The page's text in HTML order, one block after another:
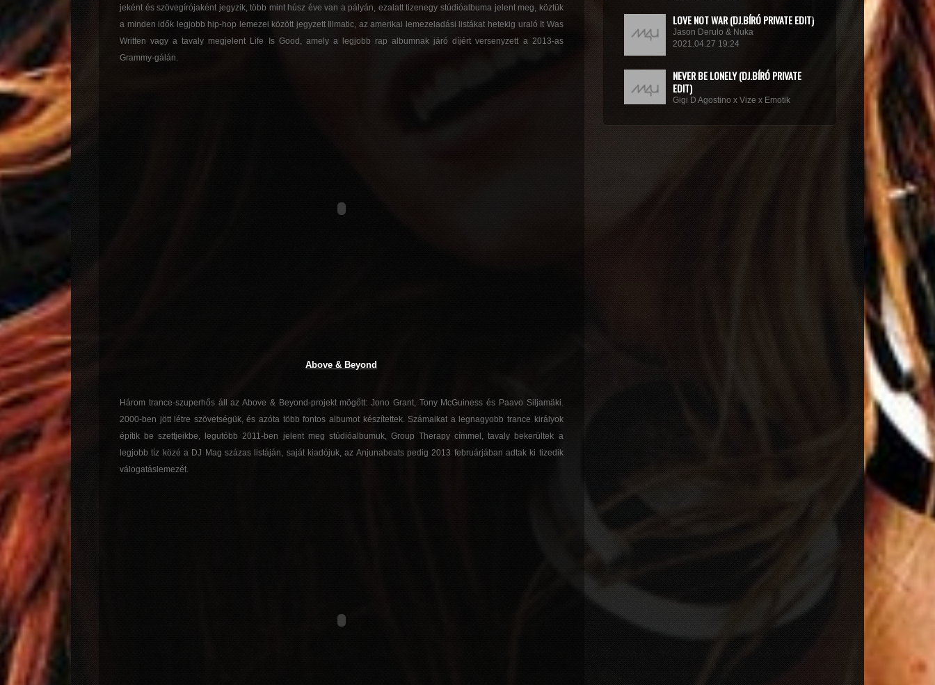
jeként és szövegírójaként jegyzik, több mint húsz éve van a pályán, ezalatt tizenegy stúdióalbuma jelent meg, köztük
a minden idők legjobb hip-hop lemezei között jegyzett Illmatic, az amerikai lemezeladási listákat hetekig uraló It Was
Written vagy a tavaly megjelent Life Is Good, amely a legjobb rap albumnak járó díjért versenyzett a 2013-as
Grammy-gálán.
Above & Beyond
Három trance-szuperhős áll az Above & Beyond-projekt mögőtt: Jono Grant, Tony McGuiness és Paavo Siljamäki.
2000-ben jött létre szövetségük, és azóta több fontos albumot készítettek. Számaikat a legnagyobb trance királyok
építik be szettjeikbe, legutóbb 2011-ben jelent meg stúdióalbumuk, Group Therapy címmel, tavaly bekerültek a
legjobb tíz közé a DJ Mag százas listáján, saját kiadójuk, az Anjunabeats pedig 2013 februárjában adtak ki tizedik
válogatáslemezét.
LOVE NOT WAR (DJ.BÍRÓ PRIVATE EDIT)
Jason Derulo & Nuka
2021.04.27 19:24
NEVER BE LONELY (DJ.BÍRÓ PRIVATE
EDIT)
Gigi D Agostino x Vize x Emotik
GET IN TROUBLE (SO WHAT) (DJ.BÍRÓ
Willcox